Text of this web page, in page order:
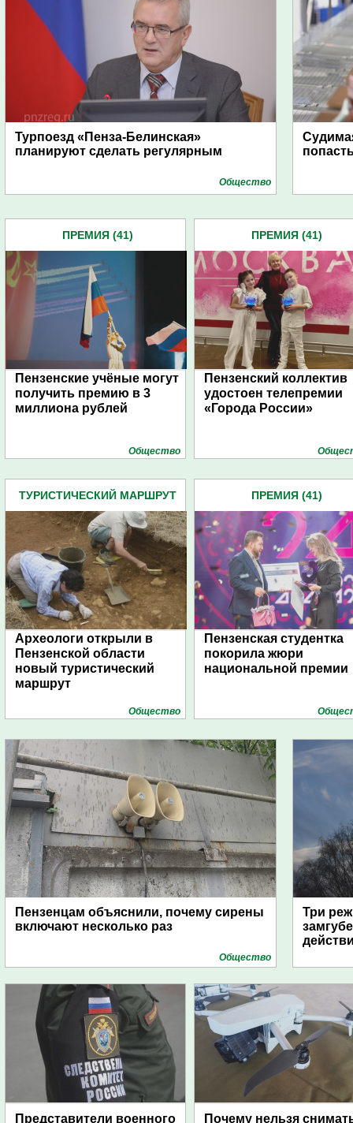
Турпоезд «Пенза-Белинская»
планируют сделать регулярным
Общество
ПРЕМИЯ (41)
Пензенские учёные могут
получить премию в 3
миллиона рублей
Общество
ПРЕМИЯ (41)
Пензенский коллектив
удостоен телепремии
«Города России»
ТУРИСТИЧЕСКИЙ МАРШРУТ
Археологи открыли в
Пензенской области
новый туристический
маршрут
Общество
ПРЕМИЯ (41)
Пензенская студентка
покорила жюри
национальной премии
Пензенцам объяснили, почему сирены
включают несколько раз
Общество
Три
Представители военного Почему нельзя